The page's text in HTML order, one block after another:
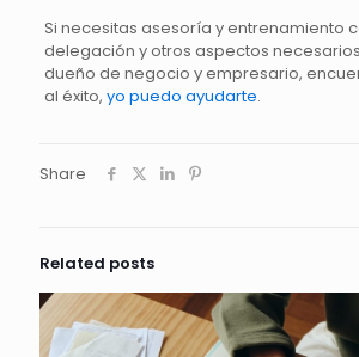
Si necesitas asesoría y entrenamiento
delegación y otros aspectos
dueño de negocio y empresario,
al éxito, yo puedo ayudarte.
Share
Related posts